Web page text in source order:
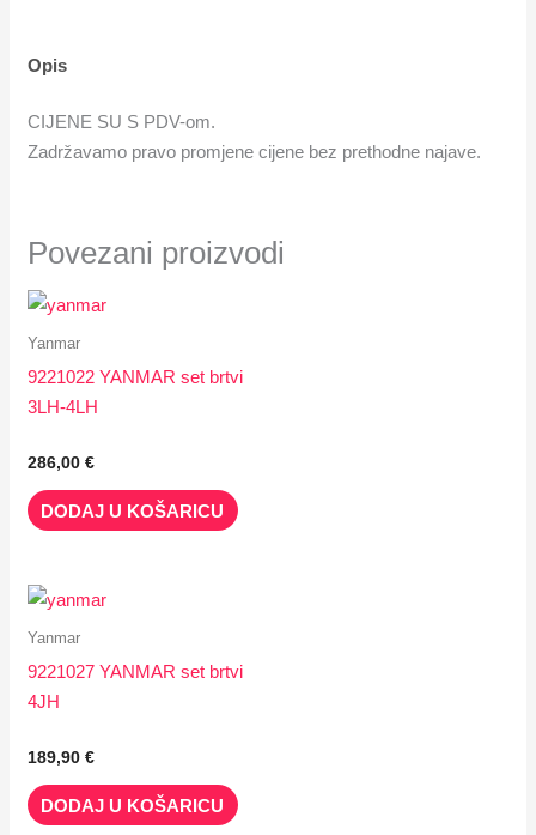
Opis
CIJENE SU S PDV-om.
Zadržavamo pravo promjene cijene bez prethodne najave.
Povezani proizvodi
Yanmar
9221022 YANMAR set brtvi
3LH-4LH
286,00€
DODAJ U KOŠARICU
Yanmar
9221027 YANMAR set brtvi
4JH
189,90€
DODAJ U KOŠARICU